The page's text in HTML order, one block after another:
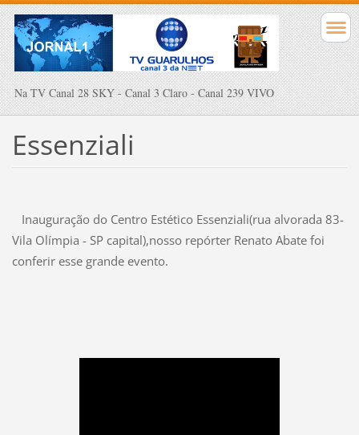
Na TV Canal 28 SKY - Canal 3 Claro - Canal 239 VIVO
Essenziali
Inauguração do Centro Estético Essenziali(rua alvorada 83-
Vila Olímpia - SP capital),nosso repórter Renato Abate foi
conferir esse grande evento.